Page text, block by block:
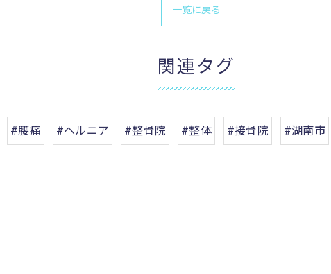
一覧に戻る
関連タグ
#腰痛 #ヘルニア #整骨院 #整体 #接骨院 #湖南市